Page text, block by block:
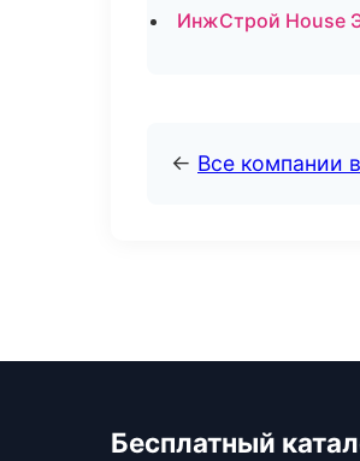
ИнжСтрой House
← Все компании
Бесплатный